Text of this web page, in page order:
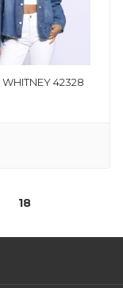
Рубашка WHITNEY 42328
18